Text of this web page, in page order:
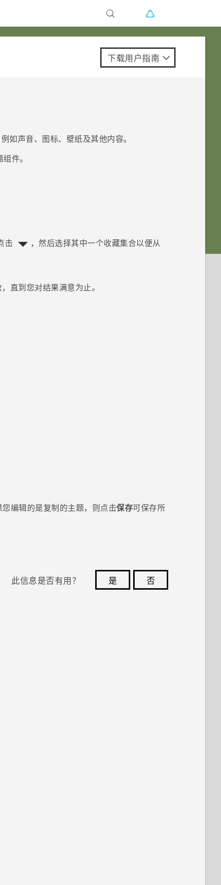
下载用户指南
如声音、图标、壁纸及其他内容。
件。
击 ，然后选择其中一个收藏集合以便从
直到您对结果满意为止。
编辑的是复制的主题，则点击保存可保存所
此信息是否有用？ 是
否